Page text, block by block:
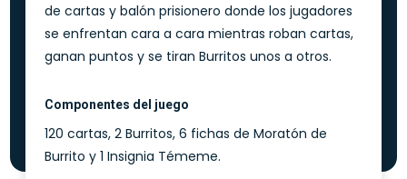
de cartas y balón prisionero donde los jugadores
se enfrentan cara a cara mientras roban cartas,
ganan puntos y se tiran Burritos unos a otros.
Componentes del juego
120 cartas, 2 Burritos, 6 fichas de Moratón de
Burrito y 1 Insignia Témeme.